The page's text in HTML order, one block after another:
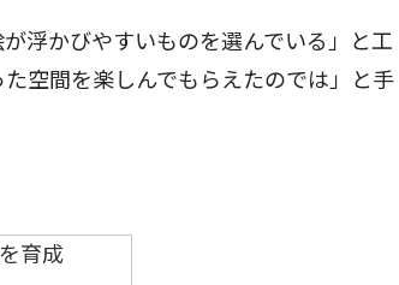
浮かびやすいものを選んでいる」と工
空間を楽しんでもらえたのでは」と手